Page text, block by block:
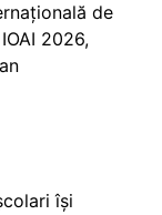
de
2026,
își